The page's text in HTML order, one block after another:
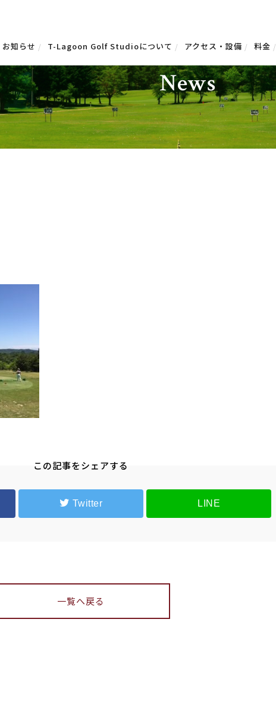
お知らせ T-Lagoon Golf Studioについて アクセス・設備 料金
お知らせ
News
この記事をシェアする
Twitter LINE
一覧へ戻る